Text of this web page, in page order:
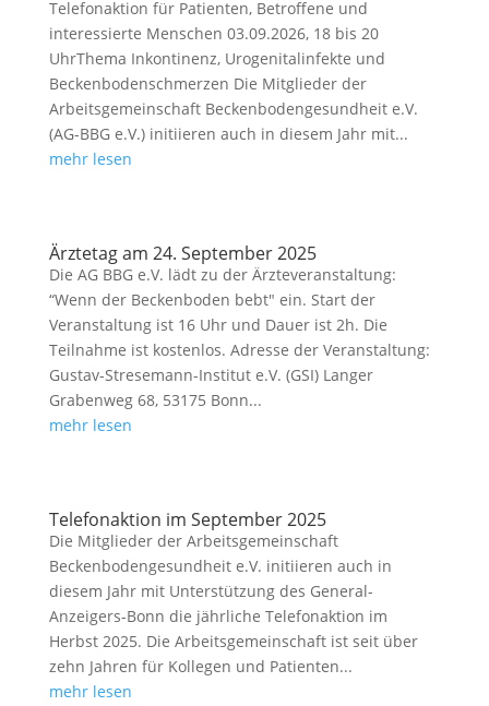
Telefonaktion für Patienten, Betroffene und
interessierte Menschen 03.09.2026, 18 bis 20
UhrThema Inkontinenz, Urogenitalinfekte und
Beckenbodenschmerzen Die Mitglieder der
Arbeitsgemeinschaft Beckenbodengesundheit e.V.
(AG-BBG e.V.) initiieren auch in diesem Jahr mit...
mehr lesen
Ärztetag am 24. September 2025
Die AG BBG e.V. lädt zu der Ärzteveranstaltung:
“Wenn der Beckenboden bebt" ein. Start der
Veranstaltung ist 16 Uhr und Dauer ist 2h. Die
Teilnahme ist kostenlos. Adresse der Veranstaltung:
Gustav-Stresemann-Institut e.V. (GSI) Langer
Grabenweg 68, 53175 Bonn...
mehr lesen
Telefonaktion im September 2025
Die Mitglieder der Arbeitsgemeinschaft
Beckenbodengesundheit e.V. initiieren auch in
diesem Jahr mit Unterstützung des General-
Anzeigers-Bonn die jährliche Telefonaktion im
Herbst 2025. Die Arbeitsgemeinschaft ist seit über
zehn Jahren für Kollegen und Patienten...
mehr lesen